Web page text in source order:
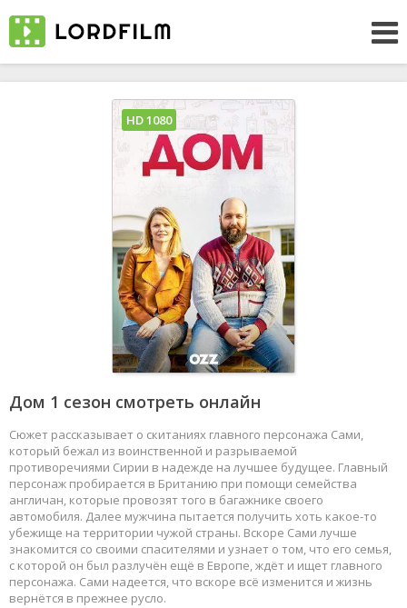
Дом 1 сезон смотреть онлайн
Сюжет рассказывает о скитаниях главного персонажа Сами,
который бежал из воинственной и разрываемой
противоречиями Сирии в надежде на лучшее будущее. Главный
персонаж пробирается в Британию при помощи семейства
англичан, которые провозят того в багажнике своего
автомобиля. Далее мужчина пытается получить хоть какое-то
убежище на территории чужой страны. Вскоре Сами лучше
знакомится со своими спасителями и узнает о том, что его семья,
с которой он был разлучён ещё в Европе, ждёт и ищет главного
персонажа. Сами надеется, что вскоре всё изменится и жизнь
вернётся в прежнее русло.
HD 1080